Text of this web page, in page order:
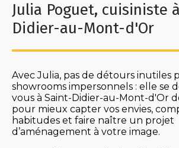
Julia Poguet, cuisiniste
Didier-au-Mont-d'Or
Avec Julia, pas de détours inutiles
showrooms impersonnels : elle se
vous à Saint-Didier-au-Mont-d'Or
pour mieux capter vos envies,
habitudes et faire naître un projet
d’aménagement à votre image.